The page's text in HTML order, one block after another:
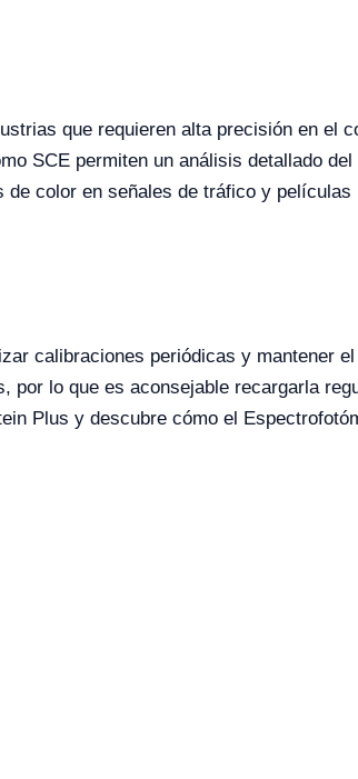
que requieren alta precisión en el
SCE permiten un análisis detallado
color en señales de tráfico y
calibraciones periódicas y mantener
por lo que es aconsejable recargarla
Plus y descubre cómo el